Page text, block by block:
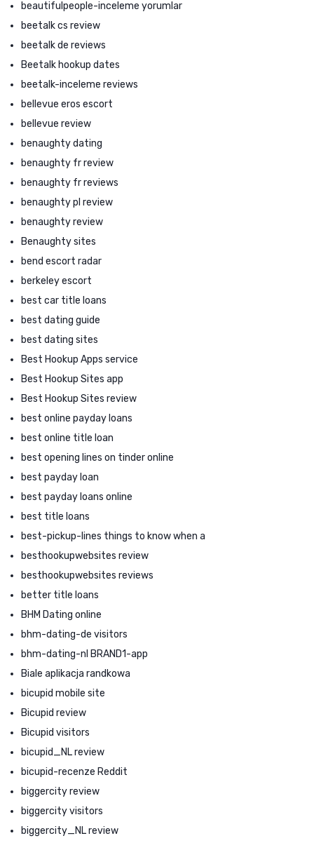
beautifulpeople-inceleme yorumlar
beetalk cs review
beetalk de reviews
Beetalk hookup dates
beetalk-inceleme reviews
bellevue eros escort
bellevue review
benaughty dating
benaughty fr review
benaughty fr reviews
benaughty pl review
benaughty review
Benaughty sites
bend escort radar
berkeley escort
best car title loans
best dating guide
best dating sites
Best Hookup Apps service
Best Hookup Sites app
Best Hookup Sites review
best online payday loans
best online title loan
best opening lines on tinder online
best payday loan
best payday loans online
best title loans
best-pickup-lines things to know when a
besthookupwebsites review
besthookupwebsites reviews
better title loans
BHM Dating online
bhm-dating-de visitors
bhm-dating-nl BRAND1-app
Biale aplikacja randkowa
bicupid mobile site
Bicupid review
Bicupid visitors
bicupid_NL review
bicupid-recenze Reddit
biggercity review
biggercity visitors
biggercity_NL review